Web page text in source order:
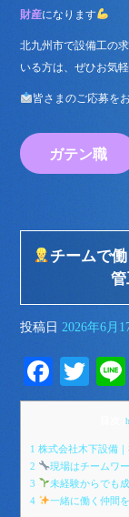
財産になります
北九州市で設備工の
いる方は、ぜひお気
皆さまのご応募を
ガテン職
チームで
投稿日 2026年6月
Fa
ce
ok
T
wi
r
1 株式会社木下設備
2
現場はチームワ
3
未経験からでも
4
一緒に働く仲間